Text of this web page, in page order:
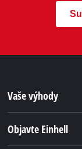
Vaše výhody
Objavte Einhell